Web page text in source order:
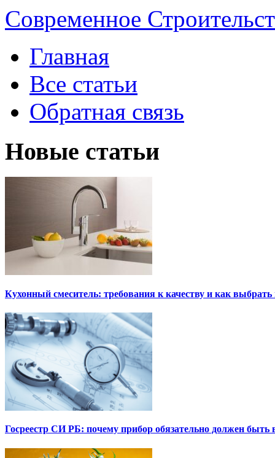
Современное
Главная
Все статьи
Обратная связь
Новые статьи
Кухонный смеситель: требования к качеству и как
Госреестр СИ РБ: почему прибор обязательно должен быть